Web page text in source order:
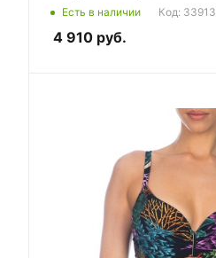
Есть в наличии Код: 33913
4 910 руб.